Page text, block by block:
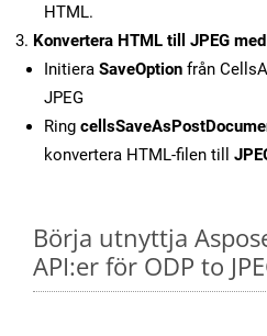
HTML.
Konvertera HTML till JPEG
Initiera SaveOption från
JPEG
Ring
konvertera HTML-filen till
Börja utnyttja
API:er för ODP to